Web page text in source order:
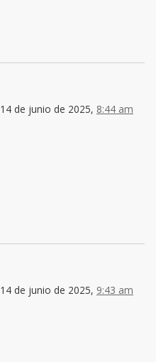
14 de junio de 2025, 8:44 am
14 de junio de 2025, 9:43 am